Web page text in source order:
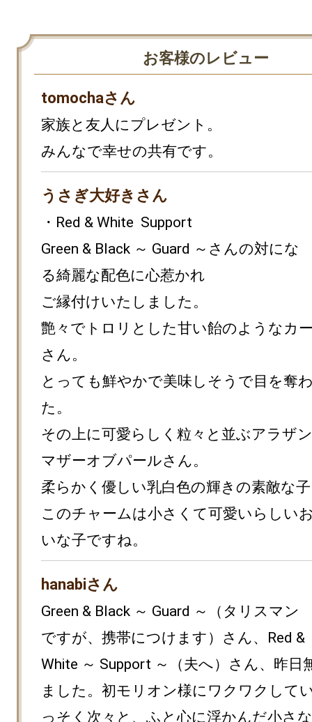
お客様のレビュー
tomochaさん
家族と友人にプレゼント。
みんなで幸せの共有です。
うさぎ大好きさん
・Red & White  Support
Green & Black ～ Guard ～さんの対にな
る綺麗な配色に心惹かれ
ご縁付けいたしました。
艶々でトロリとした甘い飴のようなカ
さん。
とっても鮮やかで美味しそうで目を奪
た。
その上に可愛らしく粒々と並ぶアラザ
マザーオブパールさん。
柔らかく優しい乳白色の輝きの素敵な
このチャームは小さくて可愛いらしい
いな子ですね。
hanabiさん
Green & Black ～ Guard ～（タリスマン
ですが、携帯につけます）さん、Red &
White ～ Support ～（夫へ）さん、昨日
ました。初モリオン様にワクワクして
っそく次々と、ふと心に浮かんだ小さ